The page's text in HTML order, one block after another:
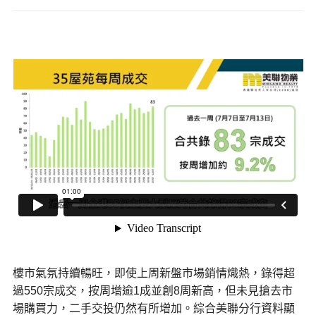
樓市氣氛持續暢旺，即使上周新盤市場銷情熾熱，錄得超
過550宗成交，按周增逾1成並創8周新高，但未見搶去市
場購買力，二手交投仍然有所增加。綜合美聯分行資料顯